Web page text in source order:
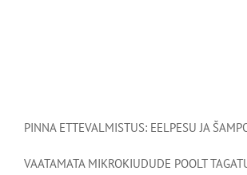
PINNA ETTEVALMISTUS: EELPESU JA
VAATAMATA MIKROKIUDUDE POOLT